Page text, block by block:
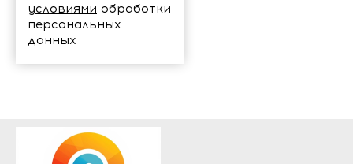
условиями обработки
персональных
данных